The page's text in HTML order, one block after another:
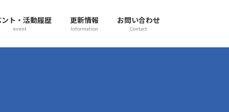
ント・活動履歴
event
更新情報
Information
お問い合わせ
Contact